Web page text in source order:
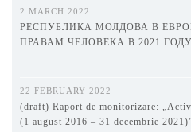
2 MARCH 2022
РЕСПУБЛИКА МОЛДОВА В
ПРАВАМ ЧЕЛОВЕКА В 2021 ГОДУ
22 FEBRUARY 2022
(draft) Raport de monitorizare:
(1 august 2016 – 31 decembrie